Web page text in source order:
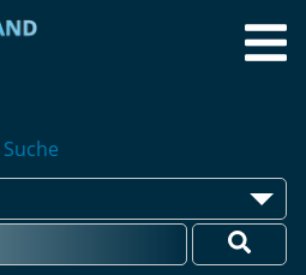
Suche